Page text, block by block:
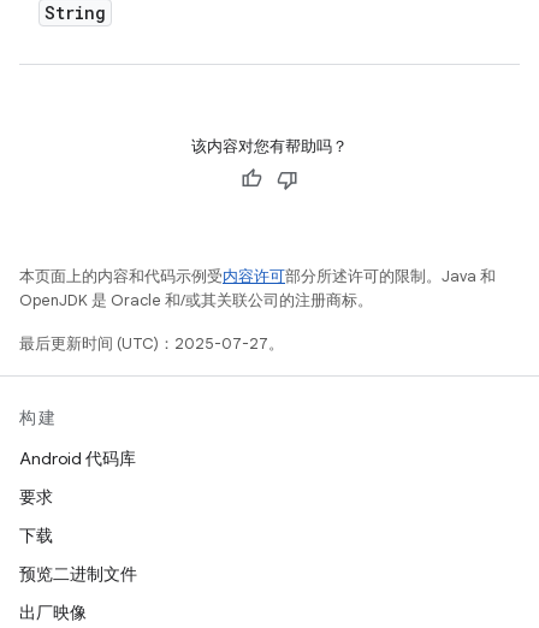
String
该内容对您有帮助吗？
本页面上的内容和代码示例受内容许可部分所述许可的限制。Java 和
OpenJDK 是 Oracle 和/或其关联公司的注册商标。
最后更新时间 (UTC)：2025-07-27。
构建
Android 代码库
要求
下载
预览二进制文件
出厂映像